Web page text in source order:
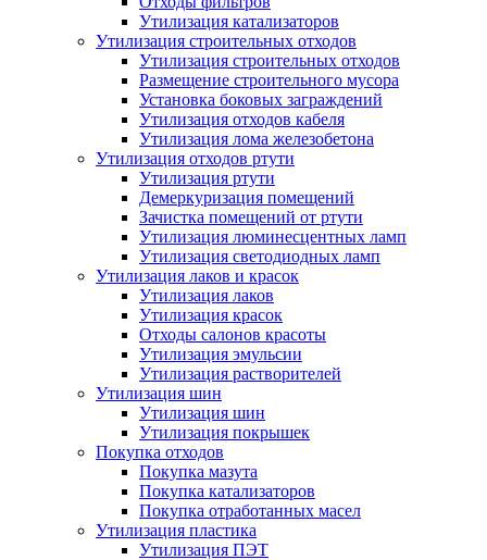
Утилизация катализаторов
Утилизация строительных отходов
Утилизация строительных отходов
Размещение строительного мусора
Установка боковых заграждений
Утилизация отходов кабеля
Утилизация лома железобетона
Утилизация отходов ртути
Утилизация ртути
Демеркуризация помещений
Зачистка помещений от ртути
Утилизация люминесцентных ламп
Утилизация светодиодных ламп
Утилизация лаков и красок
Утилизация лаков
Утилизация красок
Отходы салонов красоты
Утилизация эмульсии
Утилизация растворителей
Утилизация шин
Утилизация шин
Утилизация покрышек
Покупка отходов
Покупка мазута
Покупка катализаторов
Покупка отработанных масел
Утилизация пластика
Утилизация ПЭТ